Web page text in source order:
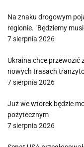
Na znaku drogowym
regionie. "Będziemy
7 sierpnia 2026
Ukraina chce przewozić
nowych trasach
7 sierpnia 2026
Już we wtorek będzie
pożytecznym
7 sierpnia 2026